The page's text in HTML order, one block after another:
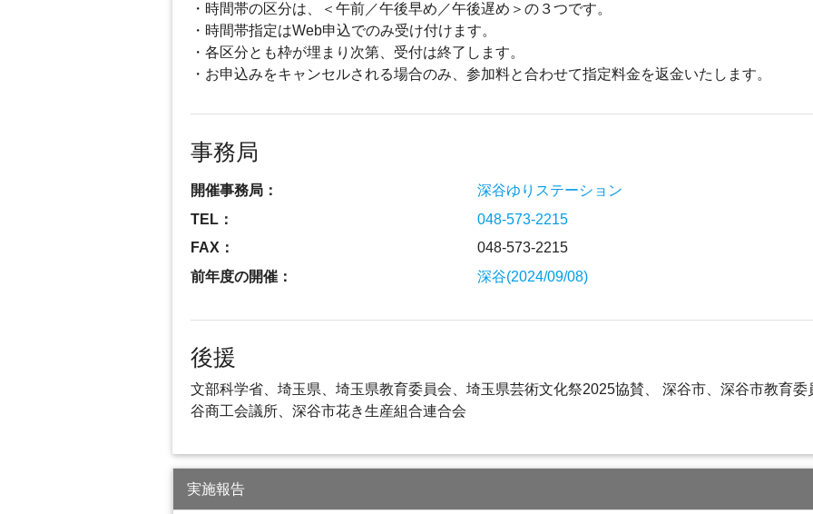
・時間帯の区分は、＜午前／午後早め／午後遅め＞の３つです。
・時間帯指定はWeb申込でのみ受け付けます。
・各区分とも枠が埋まり次第、受付は終了します。
・お申込みをキャンセルされる場合のみ、参加料と合わせて指定料金を返金いたします。
事務局
開催事務局：
深谷ゆりステーション
TEL：
048-573-2215
FAX：
048-573-2215
前年度の開催：
深谷(2024/09/08)
後援
文部科学省、埼玉県、埼玉県教育委員会、埼玉県芸術文化祭2025協賛、 深谷市、深谷市教育
谷商工会議所、深谷市花き生産組合連合会
実施報告